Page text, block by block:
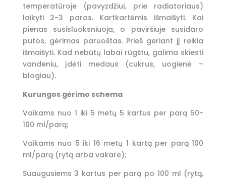
temperatūroje (pavyzdžiui, prie radiatoriaus)
laikyti 2-3 paras. Kartkartėmis išmaišyti. Kai
pienas susisluoksniuoja, o paviršiuje susidaro
putos, gėrimas paruoštas. Prieš geriant jį reikia
išmaišyti. Kad nebūtų labai rūgštu, galima skiesti
vandeniu, įdėti medaus (cukrus, uogienė –
blogiau).
Kurungos gėrimo schema
Vaikams nuo 1 iki 5 metų 5 kartus per parą 50-
100 ml/parą;
Vaikams nuo 5 iki 16 metų 1 kartą per parą 100
ml/parą (rytą arba vakare);
Suaugusiems 3 kartus per parą po 100 ml (rytą,